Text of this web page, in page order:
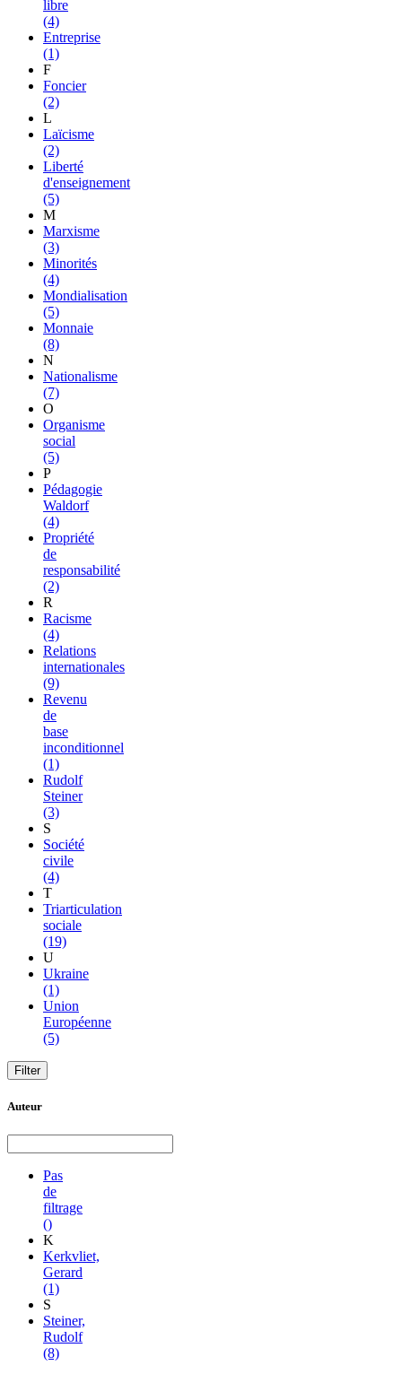
libre
(4)
Entreprise
(1)
F
Foncier
(2)
L
Laïcisme
(2)
Liberté
d'enseignement
(5)
M
Marxisme
(3)
Minorités
(4)
Mondialisation
(5)
Monnaie
(8)
N
Nationalisme
(7)
O
Organisme
social
(5)
P
Pédagogie
Waldorf
(4)
Propriété
de
responsabilité
(2)
R
Racisme
(4)
Relations
internationales
(9)
Revenu
de
base
inconditionnel
(1)
Rudolf
Steiner
(3)
S
Société
civile
(4)
T
Triarticulation
sociale
(19)
U
Ukraine
(1)
Union
Européenne
(5)
Auteur
Pas
de
filtrage
()
K
Kerkvliet,
Gerard
(1)
S
Steiner,
Rudolf
(8)